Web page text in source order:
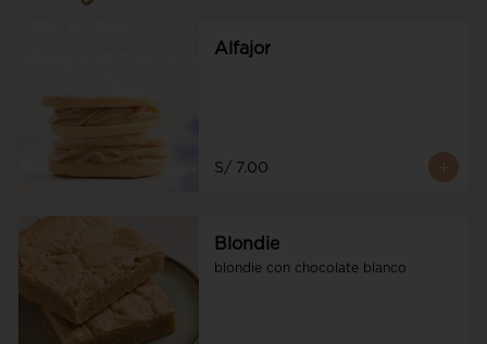
Alfajor
S/ 7.00
Blondie
blondie con chocolate blanco